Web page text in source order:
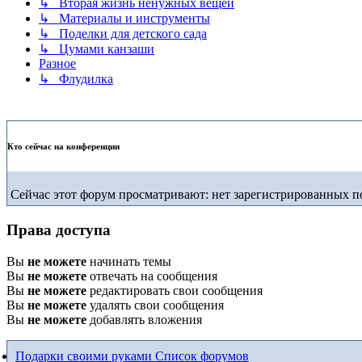
↳ Вторая жизнь ненужных вещей
↳ Материалы и инструменты
↳ Поделки для детского сада
↳ Цумами канзаши
Разное
↳ Флудилка
Кто сейчас на конференции
Сейчас этот форум просматривают: нет зарегистрированных
Права доступа
Вы не можете начинать темы
Вы не можете отвечать на сообщения
Вы не можете редактировать свои сообщения
Вы не можете удалять свои сообщения
Вы не можете добавлять вложения
Подарки своими руками Список форумов